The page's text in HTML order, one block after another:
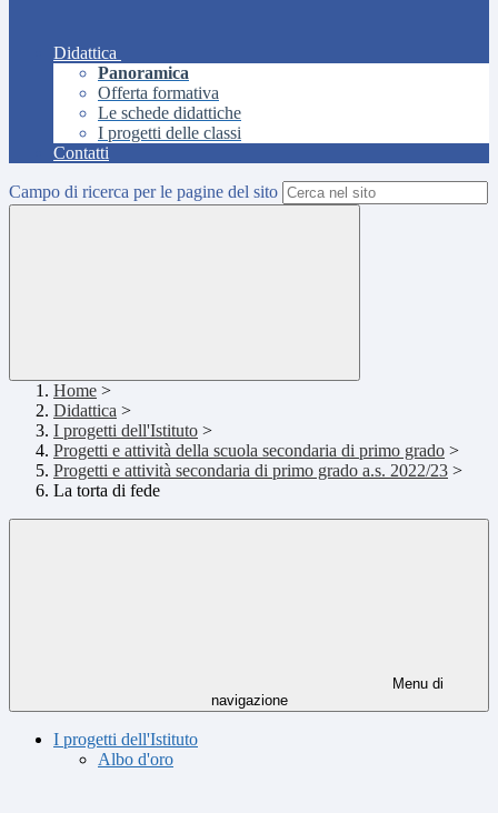
Didattica
Panoramica
Offerta formativa
Le schede didattiche
I progetti delle classi
Contatti
Campo di ricerca per le pagine del sito
Home >
Didattica >
I progetti dell'Istituto >
Progetti e attività della scuola secondaria di primo grado >
Progetti e attività secondaria di primo grado a.s. 2022/23 >
La torta di fede
Menu di
navigazione
I progetti dell'Istituto
Albo d'oro